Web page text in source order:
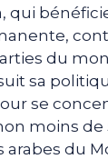
qui
du
sa
se
moins de
arabes du